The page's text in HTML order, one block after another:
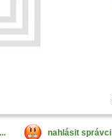
nahlásit správci